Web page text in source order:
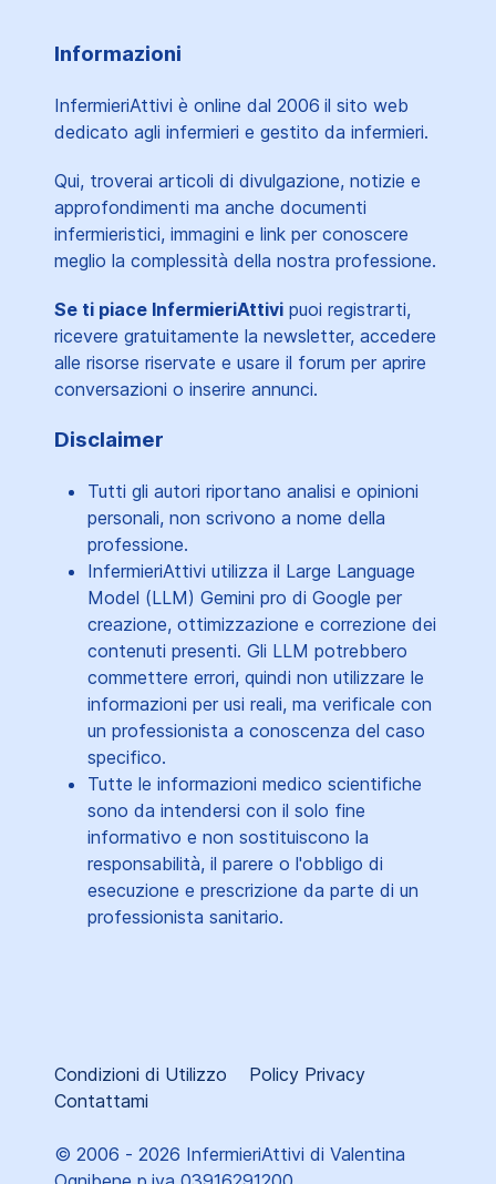
Informazioni
InfermieriAttivi è online dal 2006 il sito web
dedicato agli infermieri e gestito da infermieri.
Qui, troverai articoli di divulgazione, notizie e
approfondimenti ma anche documenti
infermieristici, immagini e link per conoscere
meglio la complessità della nostra professione.
Se ti piace InfermieriAttivi puoi registrarti,
ricevere gratuitamente la newsletter, accedere
alle risorse riservate e usare il forum per aprire
conversazioni o inserire annunci.
Disclaimer
Tutti gli autori riportano analisi e opinioni
personali, non scrivono a nome della
professione.
InfermieriAttivi utilizza il Large Language
Model (LLM) Gemini pro di Google per
creazione, ottimizzazione e correzione dei
contenuti presenti. Gli LLM potrebbero
commettere errori, quindi non utilizzare le
informazioni per usi reali, ma verificale con
un professionista a conoscenza del caso
specifico.
Tutte le informazioni medico scientifiche
sono da intendersi con il solo fine
informativo e non sostituiscono la
responsabilità, il parere o l'obbligo di
esecuzione e prescrizione da parte di un
professionista sanitario.
Condizioni di Utilizzo
Policy Privacy
Contattami
© 2006 - 2026 InfermieriAttivi di Valentina